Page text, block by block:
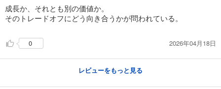
成長か、それとも別の価値か。
そのトレードオフにどう向き合うかが問われている。
0 2026年04月18日
レビューをもっと見る